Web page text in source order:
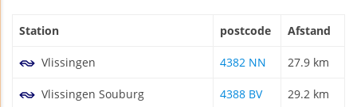
Station postcode Afstand
Vlissingen 4382 NN 27.9 km
Vlissingen Souburg 4388 BV 29.2 km